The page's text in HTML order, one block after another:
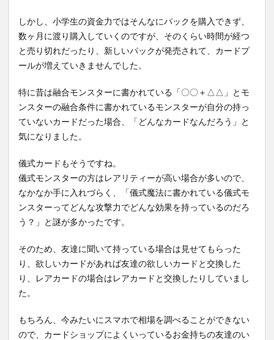
しかし、小学生の資金力ではそんなにパックを購入できず、
数ヶ月に渡り購入していくのですが、そのくらい時間が経つ
と売り切れだったり、新しいパックが発売されて、カードプ
ールが増えていきませんでした。
特に昔は融合モンスターに書かれている「〇〇＋△△」とモ
ンスターの融合条件に書かれているモンスターが自分の持っ
ていないカードだった場合、「どんなカードなんだろう」と
気になりました。
儀式カードもそうですね。
儀式モンスターの方はレアリティーが高い場合が多いので、
なかなか手に入れづらく、「儀式魔法に書かれている儀式モ
ンスターってどんな攻撃力でどんな効果を持っているのだろ
う？」と謎が多かったです。
そのため、友達に聞いて持っている場合は見せてもらった
り、欲しいカードがあれば友達の欲しいカードと交換した
り、レアカードの場合はレアカードと交換したりしていまし
た。
もちろん、今みたいにスマホで相場を調べることができない
ので、カードショップによくいっているお金持ちの友達のい